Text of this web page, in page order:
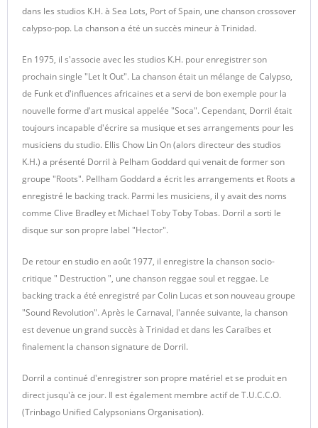
dans les studios K.H. à Sea Lots, Port of Spain, une chanson crossover
calypso-pop. La chanson a été un succès mineur à Trinidad.
En 1975, il s'associe avec les studios K.H. pour enregistrer son
prochain single "Let It Out". La chanson était un mélange de Calypso,
de Funk et d'influences africaines et a servi de bon exemple pour la
nouvelle forme d'art musical appelée "Soca". Cependant, Dorril était
toujours incapable d'écrire sa musique et ses arrangements pour les
musiciens du studio. Ellis Chow Lin On (alors directeur des studios
K.H.) a présenté Dorril à Pelham Goddard qui venait de former son
groupe "Roots". Pellham Goddard a écrit les arrangements et Roots a
enregistré le backing track. Parmi les musiciens, il y avait des noms
comme Clive Bradley et Michael Toby Toby Tobas. Dorril a sorti le
disque sur son propre label "Hector".
De retour en studio en août 1977, il enregistre la chanson socio-
critique " Destruction ", une chanson reggae soul et reggae. Le
backing track a été enregistré par Colin Lucas et son nouveau groupe
"Sound Revolution". Après le Carnaval, l'année suivante, la chanson
est devenue un grand succès à Trinidad et dans les Caraïbes et
finalement la chanson signature de Dorril.
Dorril a continué d'enregistrer son propre matériel et se produit en
direct jusqu'à ce jour. Il est également membre actif de T.U.C.C.O.
(Trinbago Unified Calypsonians Organisation).